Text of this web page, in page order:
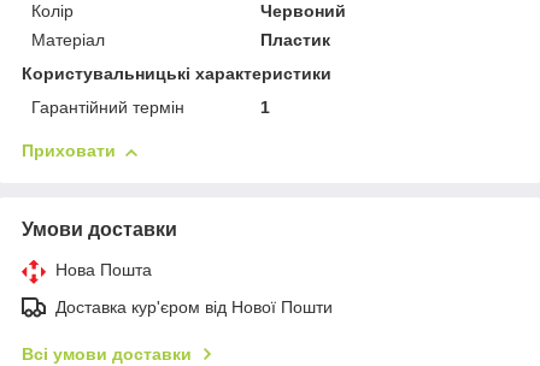
Колір
Червоний
Матеріал
Пластик
Користувальницькі характеристики
Гарантійний термін
1
Приховати
Умови доставки
Нова Пошта
Доставка кур'єром від Нової Пошти
Всі умови доставки